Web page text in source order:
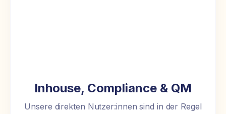
Inhouse, Compliance & QM
Unsere direkten Nutzer:innen sind in der Regel